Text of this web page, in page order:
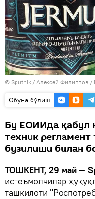
© Sputnik / Алексей Филиппов /
Oбуна бўлиш
Бу ЕОИИда қабул
техник регламент
бузилиши билан
ТОШКЕНТ, 29 май —
истеъмолчилар
ташкилоти